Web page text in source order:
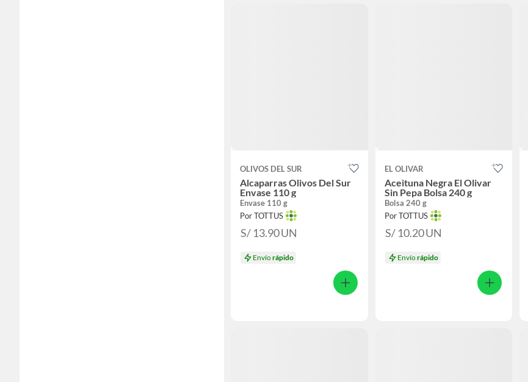
OLIVOS DEL SUR
Alcaparras Olivos Del Sur
Envase 110 g
Envase 110 g
Por TOTTUS
S/ 13.90UN
Envíorápido
EL OLIVAR
Aceituna Negra El Olivar
Sin Pepa Bolsa 240 g
Bolsa 240 g
Por TOTTUS
S/ 10.20UN
Envíorápido